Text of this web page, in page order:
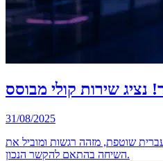
31/08/2025
שוטפת, מזהה רגשות ומוביל את
השיחה בהתאם להקשר הנכון.